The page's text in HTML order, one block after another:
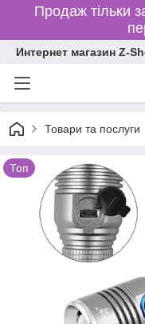
Продаж тільки
Интернет магазин Z-
Товари та послуги
Топ